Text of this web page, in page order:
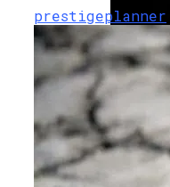
prestigeplanner